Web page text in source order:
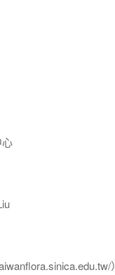
）